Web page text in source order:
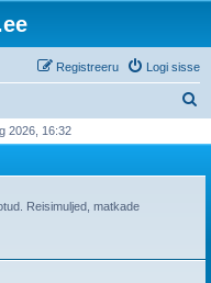
Logi sisse
Registreeru
i
2026, 16:32
Reisimuljed, matkade